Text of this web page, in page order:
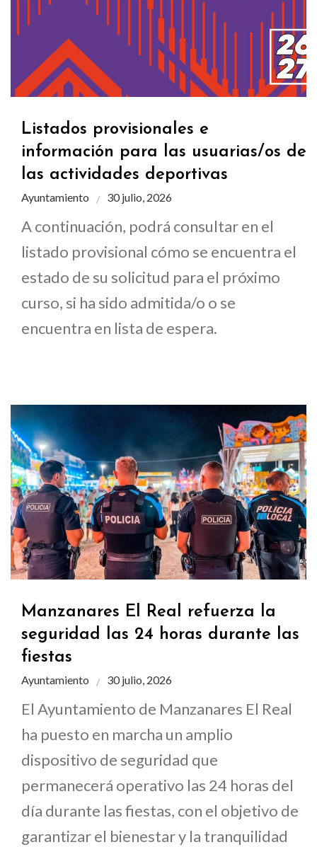
Listados provisionales e
información para las usuarias/os de
las actividades deportivas
Ayuntamiento 30 julio, 2026
A continuación, podrá consultar en el
listado provisional cómo se encuentra el
estado de su solicitud para el próximo
curso, si ha sido admitida/o o se
encuentra en lista de espera.
Manzanares El Real refuerza la
seguridad las 24 horas durante las
fiestas
Ayuntamiento 30 julio, 2026
El Ayuntamiento de Manzanares El Real
ha puesto en marcha un amplio
dispositivo de seguridad que
permanecerá operativo las 24 horas del
día durante las fiestas, con el objetivo de
garantizar el bienestar y la tranquilidad